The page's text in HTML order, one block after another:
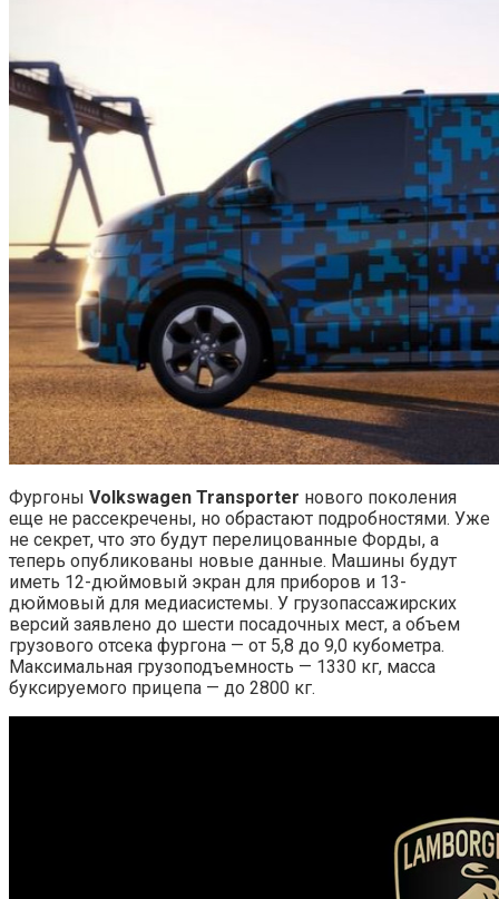
Фургоны Volkswagen Transporter нового поколения
еще не рассекречены, но обрастают подробностями. Уже
не секрет, что это будут перелицованные Форды, а
теперь опубликованы новые данные. Машины будут
иметь 12-дюймовый экран для приборов и 13-
дюймовый для медиасистемы. У грузопассажирских
версий заявлено до шести посадочных мест, а объем
грузового отсека фургона — от 5,8 до 9,0 кубометра.
Максимальная грузоподъемность — 1330 кг, масса
буксируемого прицепа — до 2800 кг.